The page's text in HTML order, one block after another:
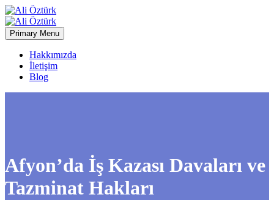
Primary Menu
Hakkımızda
İletişim
Blog
Afyon’da İş Kazası Davaları ve
Tazminat Hakları